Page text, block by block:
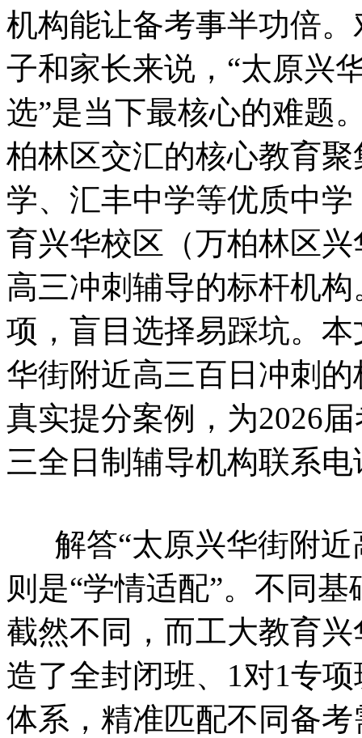
机构能让备考事半功倍
子和家长来说，“太原兴
选”是当下最核心的难题
柏林区交汇的核心教育
学、汇丰中学等优质中
育兴华校区（万柏林区
高三冲刺辅导的标杆机
项，盲目选择易踩坑。
华街附近高三百日冲刺
真实提分案例，为2026
三全日制辅导机构联系电
解答“太原兴华街附近
则是“学情适配”。不同
截然不同，而工大教育
造了全封闭班、1对1专
体系，精准匹配不同备考